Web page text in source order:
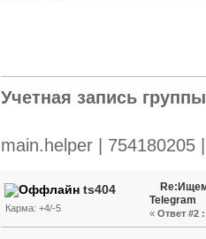
Учетная запись
main.helper |
ts404
Карма: +4/-5
Telegram
« Ответ #2 :